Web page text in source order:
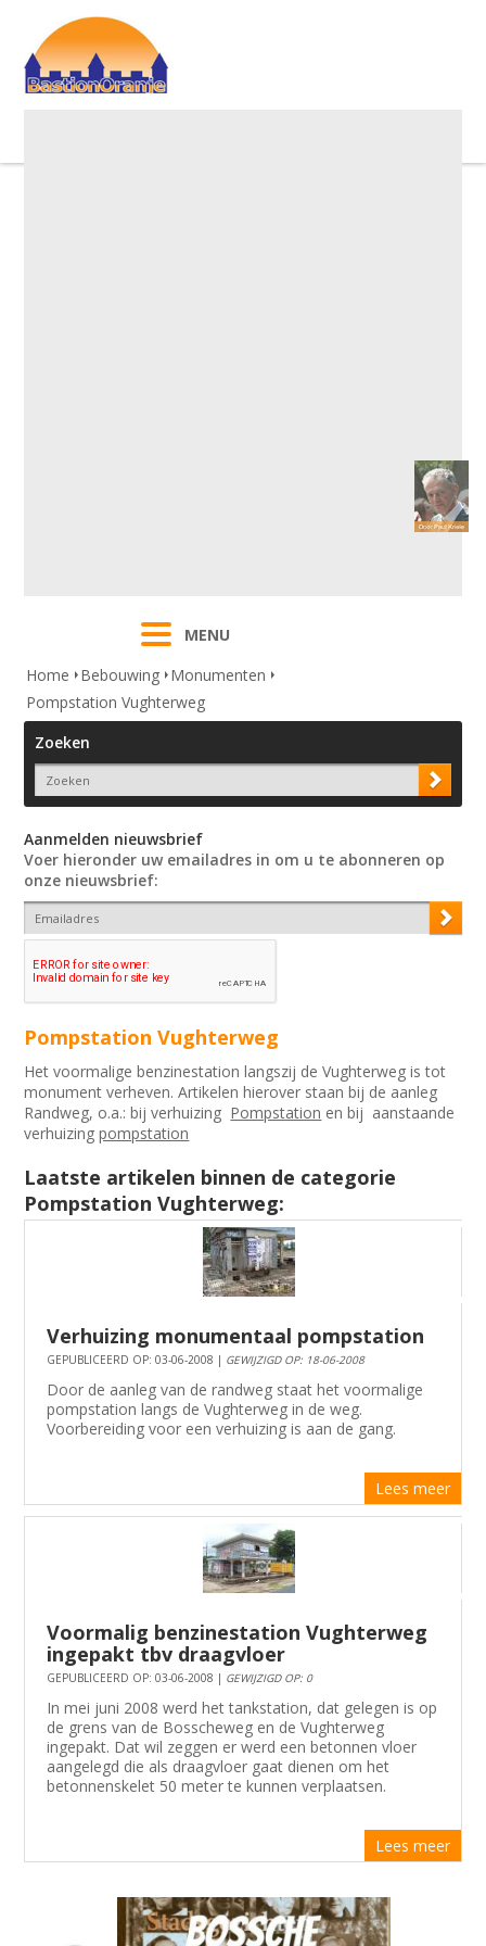
MENU
Home
Bebouwing Monumenten
Pompstation Vughterweg
Zoeken
Aanmelden nieuwsbrief
Voer hieronder uw emailadres in om u te abonneren op
onze nieuwsbrief:
Pompstation Vughterweg
Het voormalige benzinestation langszij de Vughterweg is tot
monument verheven. Artikelen hierover staan bij de aanleg
Randweg, o.a.: bij verhuizing Pompstation en bij aanstaande
verhuizingpompstation
Laatste artikelen binnen de categorie
Pompstation Vughterweg:
Verhuizing monumentaal pompstation
GEPUBLICEERD OP: 03-06-2008 | GEWIJZIGD OP: 18-06-2008
Door de aanleg van de randweg staat het voormalige
pompstation langs de Vughterweg in de weg.
Voorbereiding voor een verhuizing is aan de gang.
Lees meer
Voormalig benzinestation Vughterweg
ingepakt tbv draagvloer
GEPUBLICEERD OP: 03-06-2008 | GEWIJZIGD OP: 0
In mei juni 2008 werd het tankstation, dat gelegen is op
de grens van de Bosscheweg en de Vughterweg
ingepakt. Dat wil zeggen er werd een betonnen vloer
aangelegd die als draagvloer gaat dienen om het
betonnenskelet 50 meter te kunnen verplaatsen.
Lees meer